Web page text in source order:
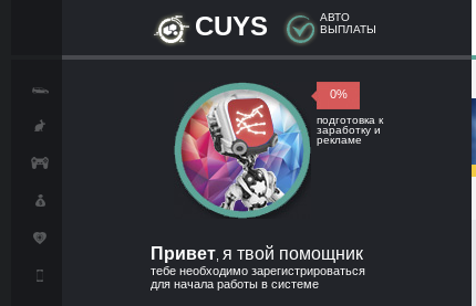
CUYS
АВТО
ВЫПЛАТЫ
0%
подготовка к
заработку и
рекламе
Привет я твой помощник
тебе необходимо зарегистрироваться
для начала работы в системе